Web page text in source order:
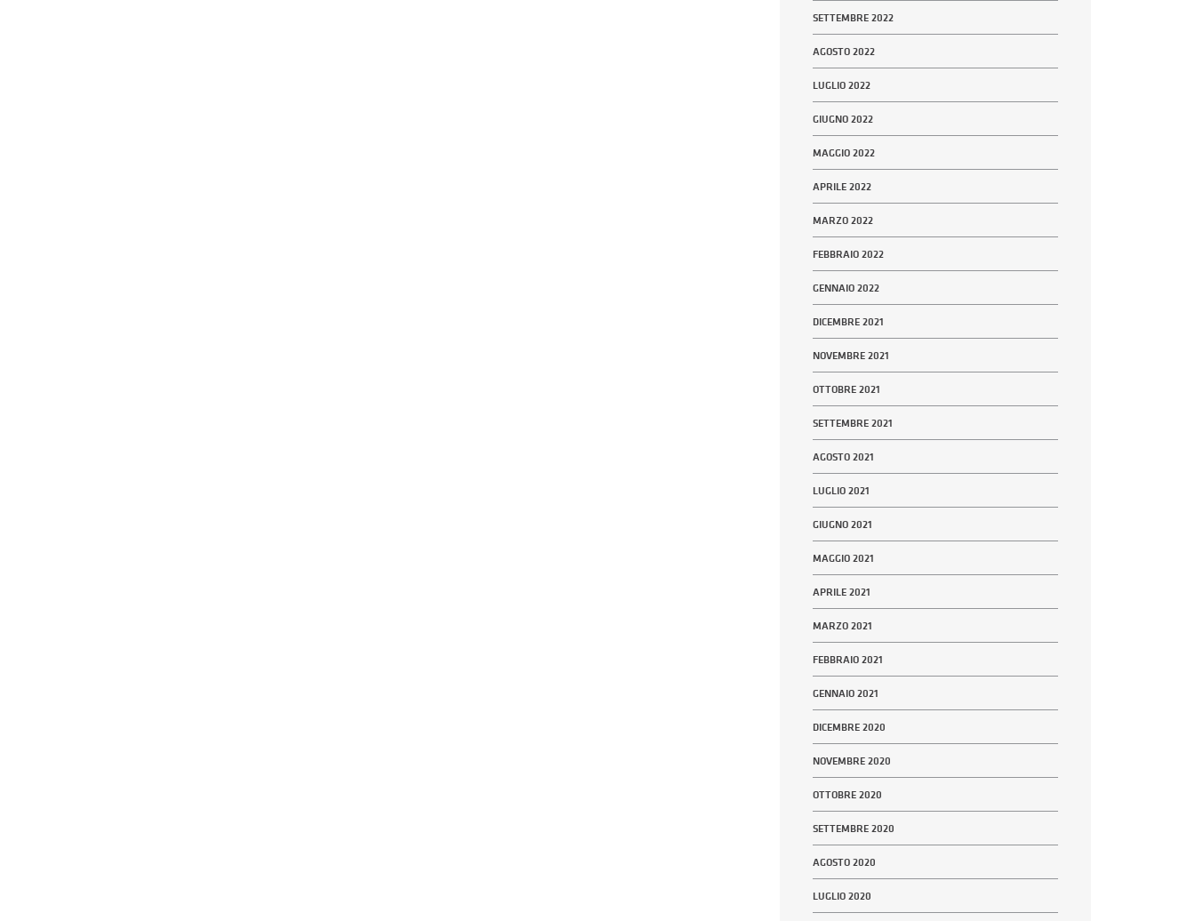
SETTEMBRE 2022
AGOSTO 2022
LUGLIO 2022
GIUGNO 2022
MAGGIO 2022
APRILE 2022
MARZO 2022
FEBBRAIO 2022
GENNAIO 2022
DICEMBRE 2021
NOVEMBRE 2021
OTTOBRE 2021
SETTEMBRE 2021
AGOSTO 2021
LUGLIO 2021
GIUGNO 2021
MAGGIO 2021
APRILE 2021
MARZO 2021
FEBBRAIO 2021
GENNAIO 2021
DICEMBRE 2020
NOVEMBRE 2020
OTTOBRE 2020
SETTEMBRE 2020
AGOSTO 2020
LUGLIO 2020